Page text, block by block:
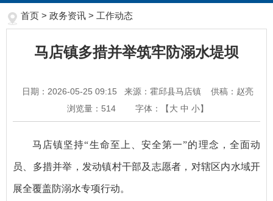
首页 > 政务资讯 > 工作动态
马店镇多措并举筑牢防溺水堤坝
日期：2026-05-25 09:15 来源：霍邱县马店镇
供稿：赵亮
浏览量： 514 字体：【大 中 小】
马店镇坚持“生命至上、安全第一”的理念，全面动
员、多措并举，发动镇村干部及志愿者，对辖区内水域开
展全覆盖防溺水专项行动。